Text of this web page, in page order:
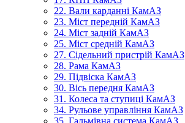
22. Вали карданні КамАЗ
23. Міст передній КамАЗ
24. Міст задній КамАЗ
25. Міст средній КамАЗ
27. Сідельний пристрій КамАЗ
28. Рама КамАЗ
29. Підвіска КамАЗ
30. Вісь передня КамАЗ
31. Колеса та ступиці КамАЗ
34. Рульове управління КамАЗ
35. Гальмівна система КамАЗ